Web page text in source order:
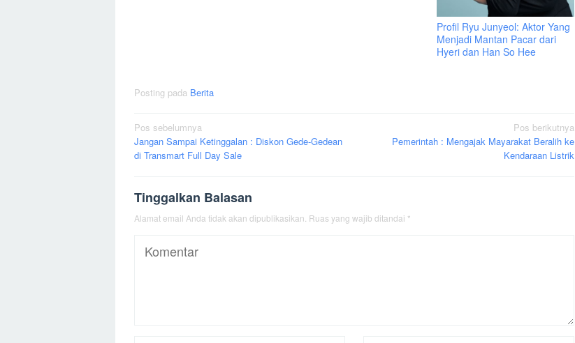
Profil Ryu Junyeol: Aktor Yang
Menjadi Mantan Pacar dari
Hyeri dan Han So Hee
Posting pada Berita
Navigasi
pos
Pos sebelumnya
Jangan Sampai Ketinggalan : Diskon Gede-Gedean
di Transmart Full Day Sale
Pos berikutnya
Pemerintah : Mengajak Mayarakat Beralih ke
Kendaraan Listrik
Tinggalkan Balasan
Alamat email Anda tidak akan dipublikasikan. Ruas yang wajib ditandai *